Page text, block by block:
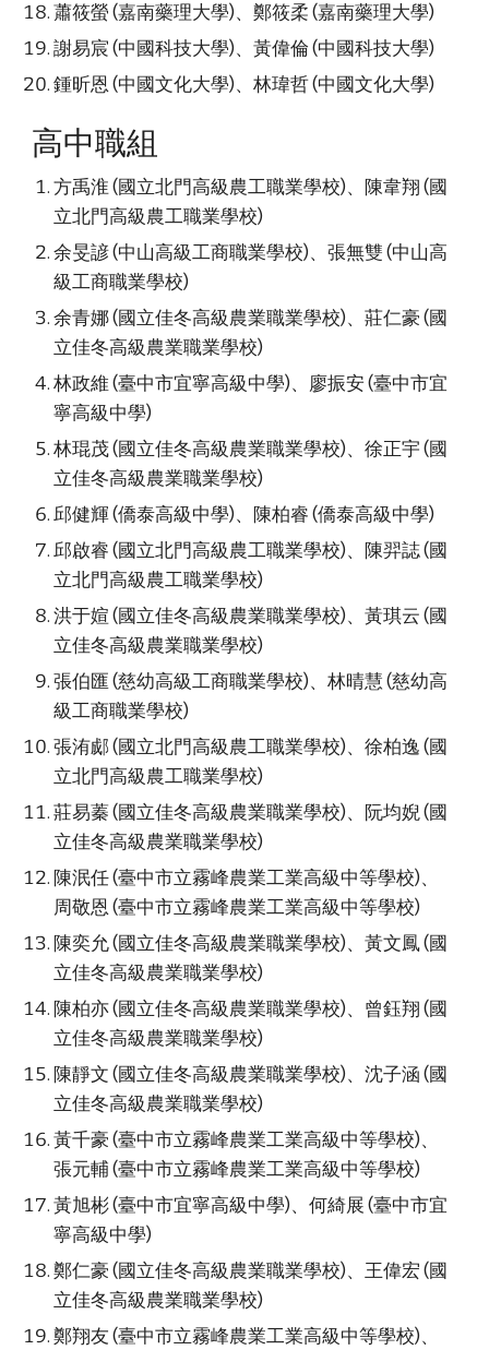
蕭筱螢 (嘉南藥理大學)、鄭筱柔 (嘉南藥理大學)
謝易宸 (中國科技大學)、黃偉倫 (中國科技大學)
鍾昕恩 (中國文化大學)、林瑋哲 (中國文化大學)
高中職組
方禹淮 (國立北門高級農工職業學校)、陳韋翔 (國
立北門高級農工職業學校)
余旻諺 (中山高級工商職業學校)、張無雙 (中山高
級工商職業學校)
余青娜 (國立佳冬高級農業職業學校)、莊仁豪 (國
立佳冬高級農業職業學校)
林政維 (臺中市宜寧高級中學)、廖振安 (臺中市宜
寧高級中學)
林琨茂 (國立佳冬高級農業職業學校)、徐正宇 (國
立佳冬高級農業職業學校)
邱健輝 (僑泰高級中學)、陳柏睿 (僑泰高級中學)
邱啟睿 (國立北門高級農工職業學校)、陳羿誌 (國
立北門高級農工職業學校)
洪于媗 (國立佳冬高級農業職業學校)、黃琪云 (國
立佳冬高級農業職業學校)
張伯匯 (慈幼高級工商職業學校)、林晴慧 (慈幼高
級工商職業學校)
張洧郕 (國立北門高級農工職業學校)、徐柏逸 (國
立北門高級農工職業學校)
莊易蓁 (國立佳冬高級農業職業學校)、阮均婗 (國
立佳冬高級農業職業學校)
陳泯任 (臺中市立霧峰農業工業高級中等學校)、
周敬恩 (臺中市立霧峰農業工業高級中等學校)
陳奕允 (國立佳冬高級農業職業學校)、黃文鳳 (國
立佳冬高級農業職業學校)
陳柏亦 (國立佳冬高級農業職業學校)、曾鈺翔 (國
立佳冬高級農業職業學校)
陳靜文 (國立佳冬高級農業職業學校)、沈子涵 (國
立佳冬高級農業職業學校)
黃千豪 (臺中市立霧峰農業工業高級中等學校)、
張元輔 (臺中市立霧峰農業工業高級中等學校)
黃旭彬 (臺中市宜寧高級中學)、何綺展 (臺中市宜
寧高級中學)
鄭仁豪 (國立佳冬高級農業職業學校)、王偉宏 (國
立佳冬高級農業職業學校)
鄭翔友 (臺中市立霧峰農業工業高級中等學校)、